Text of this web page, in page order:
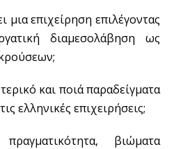
μια επιχείρηση επιλέγοντας
διαμεσολάβηση ως
και ποιά παραδείγματα
ελληνικές επιχειρήσεις;
βιώματα